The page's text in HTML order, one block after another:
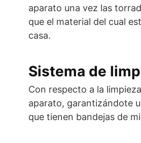
aparato una vez las
que el material del cual
casa.
Sistema de
Con respecto a la
aparato, garantizándote
que tienen bandejas de